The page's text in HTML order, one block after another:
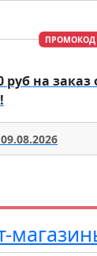
ПРОМОКОД
руб на заказ
09.08.2026